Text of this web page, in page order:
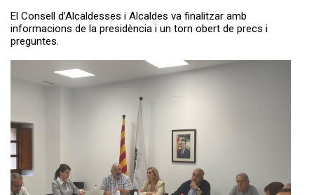
El Consell d’Alcaldesses i Alcaldes va finalitzar amb
informacions de la presidència i un torn obert de precs i
preguntes.